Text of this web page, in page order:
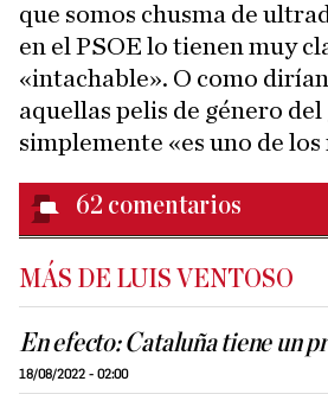
que somos chusma de
en el PSOE lo tienen muy
«intachable». O como
aquellas pelis de género del
simplemente «es uno de los
62 comentarios
MÁS DE LUIS VENTOSO
En efecto: Cataluña tiene un
18/08/2022 - 02:00